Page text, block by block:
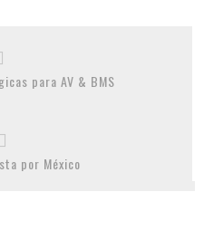
para AV & BMS
por México